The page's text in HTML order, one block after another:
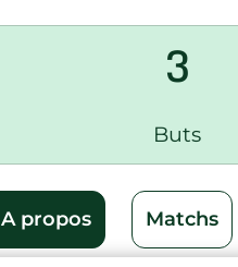
3
Buts
A propos Matchs